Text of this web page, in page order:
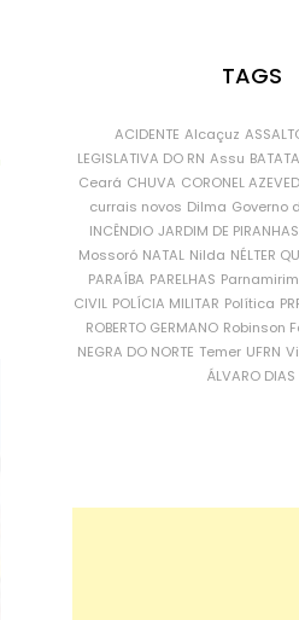
TAGS
ACIDENTE Alcaçuz
LEGISLATIVA DO RN Assu BATATA
Ceará CHUVA CORONEL
currais novos Dilma Governo
INCÊNDIO JARDIM DE PIRANHAS
Mossoró NATAL Nilda NÉLTER
PARAÍBA PARELHAS Parnamirim
CIVIL POLÍCIA MILITAR Política
ROBERTO GERMANO Robinson
NEGRA DO NORTE Temer UFRN
ÁLVARO DIAS